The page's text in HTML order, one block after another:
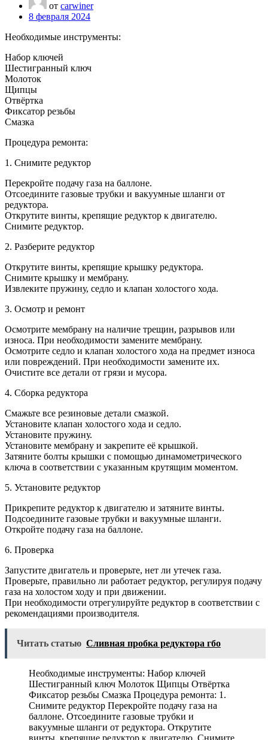
от carwiner
8 февраля 2024
Необходимые инструменты:
Набор ключей
Шестигранный ключ
Молоток
Щипцы
Отвёртка
Фиксатор резьбы
Смазка
Процедура ремонта:
1. Снимите редуктор
Перекройте подачу газа на баллоне.
Отсоедините газовые трубки и вакуумные шланги от
редуктора.
Открутите винты, крепящие редуктор к двигателю.
Снимите редуктор.
2. Разберите редуктор
Открутите винты, крепящие крышку редуктора.
Снимите крышку и мембрану.
Извлеките пружину, седло и клапан холостого хода.
3. Осмотр и ремонт
Осмотрите мембрану на наличие трещин, разрывов или
износа. При необходимости замените мембрану.
Осмотрите седло и клапан холостого хода на предмет износа
или повреждений. При необходимости замените их.
Очистите все детали от грязи и мусора.
4. Сборка редуктора
Смажьте все резиновые детали смазкой.
Установите клапан холостого хода и седло.
Установите пружину.
Установите мембрану и закрепите её крышкой.
Затяните болты крышки с помощью динамометрического
ключа в соответствии с указанным крутящим моментом.
5. Установите редуктор
Прикрепите редуктор к двигателю и затяните винты.
Подсоедините газовые трубки и вакуумные шланги.
Откройте подачу газа на баллоне.
6. Проверка
Запустите двигатель и проверьте, нет ли утечек газа.
Проверьте, правильно ли работает редуктор, регулируя подачу
газа на холостом ходу и при движении.
При необходимости отрегулируйте редуктор в соответствии с
рекомендациями производителя.
Читать статью Сливная пробка редуктора гбо
Необходимые инструменты: Набор ключей
Шестигранный ключ Молоток Щипцы Отвёртка
Фиксатор резьбы Смазка Процедура ремонта: 1.
Снимите редуктор Перекройте подачу газа на
баллоне. Отсоедините газовые трубки и
вакуумные шланги от редуктора. Открутите